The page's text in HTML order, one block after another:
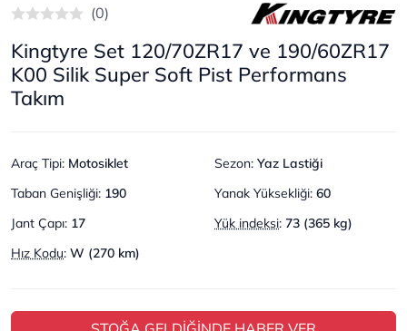
(0)
Kingtyre Set 120/70ZR17 ve 190/60ZR17
K00 Silik Super Soft Pist Performans
Takım
Araç Tipi: Motosiklet Sezon: Yaz Lastiği
Taban Genişliği: 190 Yanak Yüksekliği: 60
Jant Çapı: 17 Yük indeksi: 73 (365 kg)
Hız Kodu: W (270 km)